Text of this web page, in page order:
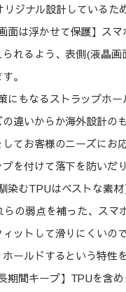
ジナル設計しているた
面は浮かせて保護】ス
れるよう、表側(液晶
。
にもなるストラップホ
違いからか海外設計の
てお客様のニーズにお
を付けて落下を防いだ
染むTPUはベストな素
の弱点を補った、スマ
ィットして滑りにくい
ールドするという特性
期間キープ】TPUを含